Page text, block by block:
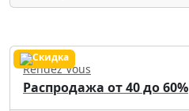
Rendez Vous
Распродажа от 40 до 60%